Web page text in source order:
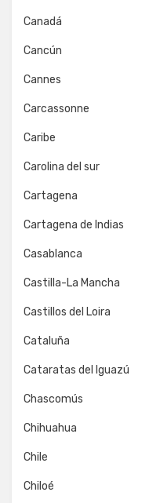
Canadá
Cancún
Cannes
Carcassonne
Caribe
Carolina del sur
Cartagena
Cartagena de Indias
Casablanca
Castilla-La Mancha
Castillos del Loira
Cataluña
Cataratas del Iguazú
Chascomús
Chihuahua
Chile
Chiloé